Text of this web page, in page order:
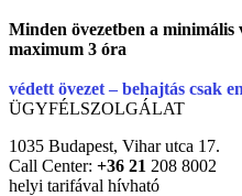
Minden övezetben a minimális
maximum 3 óra
védett övezet – behajtás csak
ÜGYFÉLSZOLGÁLAT
1035 Budapest, Vihar utca 17.
Call Center: +36 21 208 8002
helyi tarifával hívható